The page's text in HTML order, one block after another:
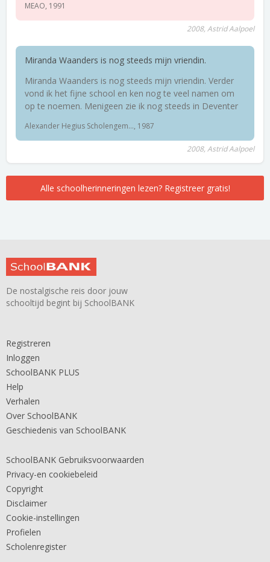
MEAO, 1991
2008, Astrid Aalpoel
Miranda Waanders is nog steeds mijn vriendin.
Miranda Waanders is nog steeds mijn vriendin. Verder
vond ik het fijne school en ken nog te veel namen om
op te noemen. Menigeen zie ik nog steeds in Deventer
Alexander Hegius Scholengem..., 1987
2008, Astrid Aalpoel
Alle schoolherinneringen lezen? Registreer gratis!
De nostalgische reis door jouw
schooltijd begint bij SchoolBANK
Registreren
Inloggen
SchoolBANK PLUS
Help
Verhalen
Over SchoolBANK
Geschiedenis van SchoolBANK
SchoolBANK Gebruiksvoorwaarden
Privacy-en cookiebeleid
Copyright
Disclaimer
Cookie-instellingen
Profielen
Scholenregister